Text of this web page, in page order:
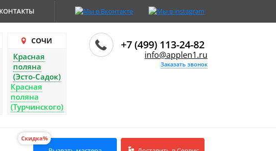
КОНТАКТЫ
СОЧИ
Красная
поляна
(Эсто-Садок)
Красная
поляна
(Турчинского)
+7 (499) 113-24-82
info@applen1.ru
Заказать звонок
Скидка%